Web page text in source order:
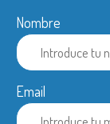
Nombre
Email